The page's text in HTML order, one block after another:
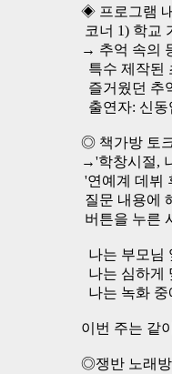
◈ 프로그램
코너 1) 학교
→ 추억 속의
특수 제작된
즐거웠던 추
출연자: 신동
◎ 책가방 토
→'학창시절,
'연예계 데뷔
질문 내용에
버튼을 누른
나는 부모님
나는 심하게
나는 녹화
이번 주는 같
◎쟁반 노래방